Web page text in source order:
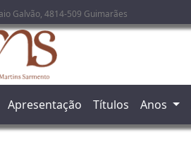
principal
Galvão, 4814-509 Guimarães
Apresentação Títulos Anos